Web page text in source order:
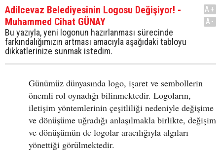
Adilcevaz Belediyesinin Logosu Değişiyor! -
Muhammed Cihat GÜNAY
Bu yazıyla, yeni logonun hazırlanması sürecinde
farkındalığımızın artması amacıyla aşağıdaki tabloyu
dikkatlerinize sunmak istedim.
A+
A-
Günümüz dünyasında logo, işaret ve sembollerin
önemli rol oynadığı bilinmektedir. Logoların,
iletişim yöntemlerinin çeşitliliği nedeniyle değişime
ve dönüşüme uğradığı anlaşılmakla birlikte, değişim
ve dönüşümün de logolar aracılığıyla algıları
yönettiği görülmektedir.